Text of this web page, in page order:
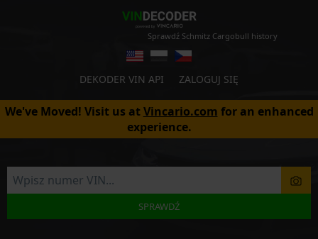
Sprawdź Schmitz Cargobull history
DEKODER VIN API ZALOGUJ SIĘ
We've Moved! Visit us atVincario.com for an enhanced
experience.
SPRAWDŹ